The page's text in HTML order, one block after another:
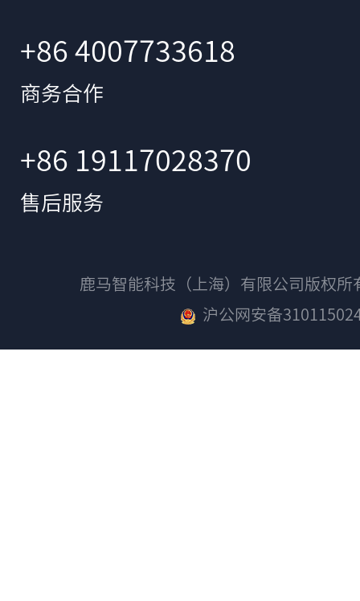
+86 4007733618
商务合作
+86 19117028370
售后服务
鹿马智能科技（上海）有限公司版权
沪公网安备